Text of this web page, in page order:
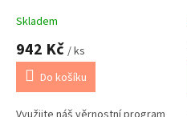
Skladem
942 Kč / ks
Do košíku